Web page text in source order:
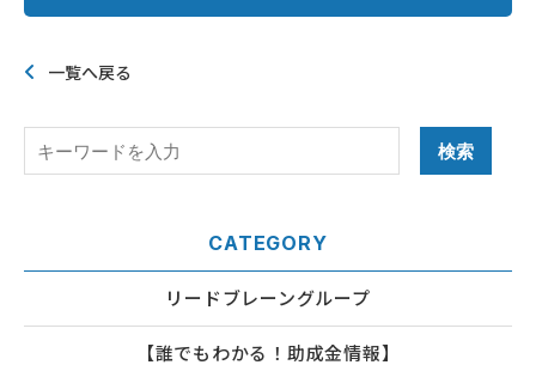
一覧へ戻る
CATEGORY
リードブレーングループ
【誰でもわかる！助成金情報】